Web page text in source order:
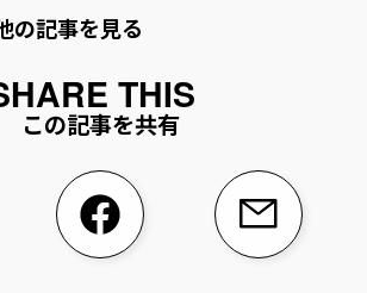
の記事を見る
この記事を共有